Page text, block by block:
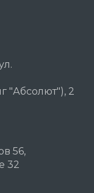
"Абсолют"), 2
56,
32